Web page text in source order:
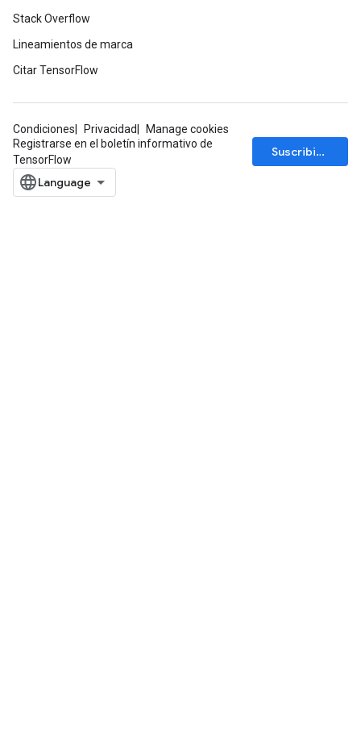
Stack Overflow
Lineamientos de marca
Citar TensorFlow
Condiciones Privacidad
Manage cookies
Registrarse en el boletín informativo de
TensorFlow
Suscribirse